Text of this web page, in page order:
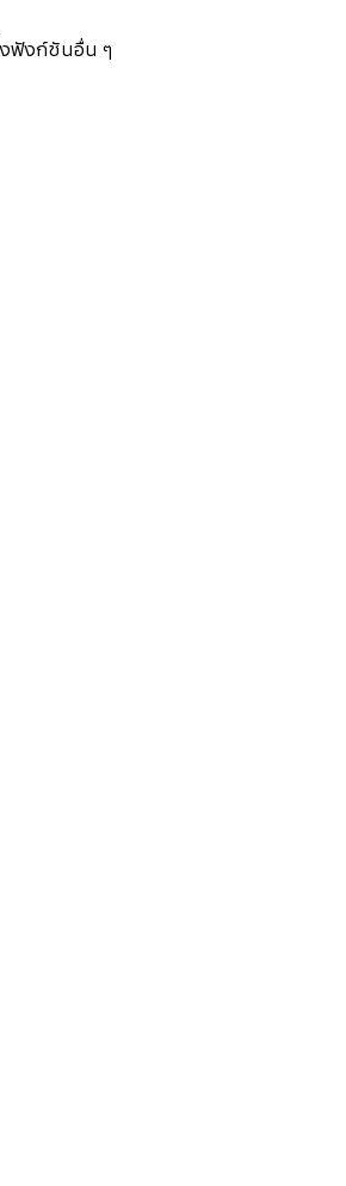
ฟังก์ชันอื่น ๆ